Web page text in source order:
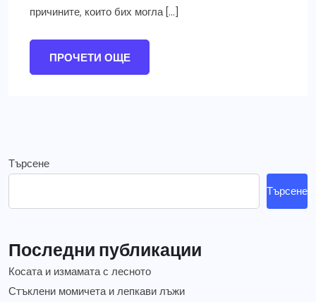
причините, които бих могла […]
ПРОЧЕТИ ОЩЕ
Търсене
Търсене
Последни публикации
Косата и измамата с лесното
Стъклени момичета и лепкави лъжи